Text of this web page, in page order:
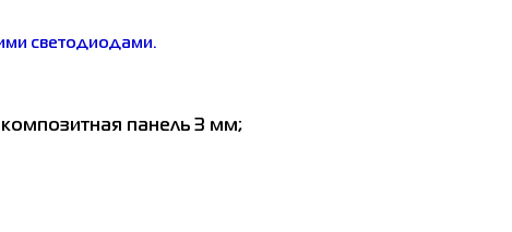
светодиодами.
панель 3 мм;